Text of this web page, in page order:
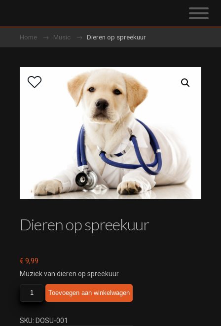
Home Music Dieren op spreekuur
Dieren op spreekuur
€ 9,99
Muziek van dieren op spreekuur
Dieren
op
aantal
Toevoegen aan winkelwagen
SKU: DOSU-001